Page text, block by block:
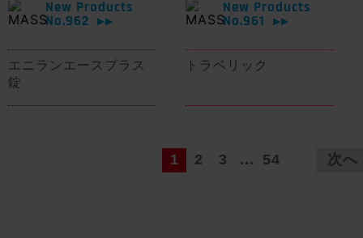
New Products
No.962
▶▶
エニランエースプラス
錠
New Products
No.961
▶▶
トラベリック
1 2 3 ... 54 次